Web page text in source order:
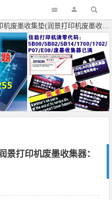
墨收集垫(润景打印机废墨收集器：环保且方便！)
景打印机废墨收集器：